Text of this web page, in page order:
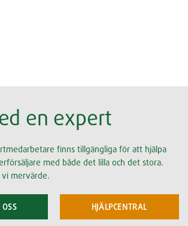
en expert
finns tillgängliga för att hjälpa
med både det lilla och det stora.
vi mervärde.
HJÄLPCENTRAL